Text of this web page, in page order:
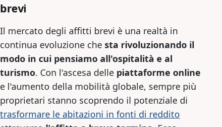
brevi
Il mercato degli affitti brevi è una realtà in
continua evoluzione che sta rivoluzionando il
modo in cui pensiamo all'ospitalità e al
turismo. Con l'ascesa delle piattaforme online
e l'aumento della mobilità globale, sempre più
proprietari stanno scoprendo il potenziale di
trasformare le abitazioni in fonti di reddito